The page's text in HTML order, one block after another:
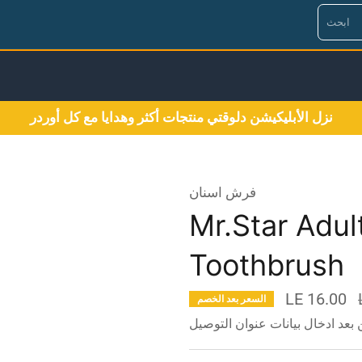
نزل الأبليكيشن دلوقتي منتجات أكثر وهدايا مع كل أوردر
فرش اسنان
Mr.Star
Toothbrush
السعر بعد الخصم LE 16.00